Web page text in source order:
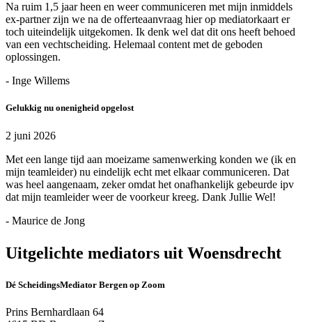
Na ruim 1,5 jaar heen en weer communiceren met mijn inmiddels
ex-partner zijn we na de offerteaanvraag hier op mediatorkaart er
toch uiteindelijk uitgekomen. Ik denk wel dat dit ons heeft behoed
van een vechtscheiding. Helemaal content met de geboden
oplossingen.
- Inge Willems
Gelukkig nu onenigheid opgelost
2 juni 2026
Met een lange tijd aan moeizame samenwerking konden we (ik en
mijn teamleider) nu eindelijk echt met elkaar communiceren. Dat
was heel aangenaam, zeker omdat het onafhankelijk gebeurde ipv
dat mijn teamleider weer de voorkeur kreeg. Dank Jullie Wel!
- Maurice de Jong
Uitgelichte mediators uit Woensdrecht
Dé ScheidingsMediator Bergen op Zoom
Prins Bernhardlaan 64